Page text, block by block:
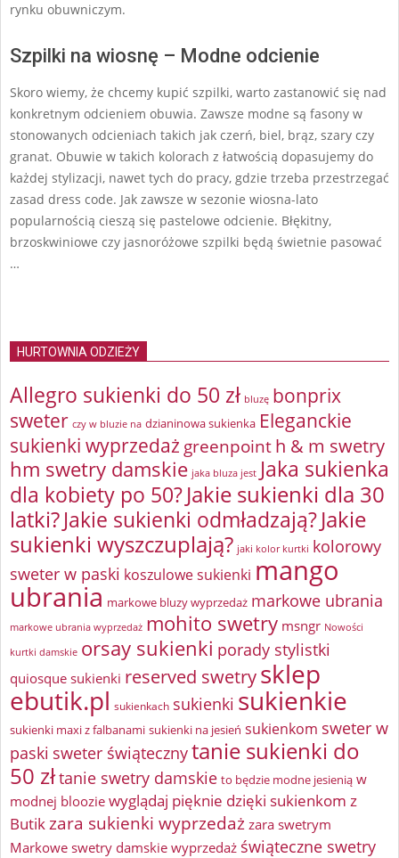
rynku obuwniczym.
Szpilki na wiosnę – Modne odcienie
Skoro wiemy, że chcemy kupić szpilki, warto zastanowić się nad
konkretnym odcieniem obuwia. Zawsze modne są fasony w
stonowanych odcieniach takich jak czerń, biel, brąz, szary czy
granat. Obuwie w takich kolorach z łatwością dopasujemy do
każdej stylizacji, nawet tych do pracy, gdzie trzeba przestrzegać
zasad dress code. Jak zawsze w sezonie wiosna-lato
popularnością cieszą się pastelowe odcienie. Błękitny,
brzoskwiniowe czy jasnoróżowe szpilki będą świetnie pasować
…
HURTOWNIA ODZIEŻY
Allegro sukienki do 50 zł bluzę bonprix
sweter czy w bluzie na dzianinowa sukienka Eleganckie
sukienki wyprzedaż greenpointh & m swetry
hm swetry damskie jaka bluza jest Jaka sukienka
dla kobiety po 50?Jakie sukienki dla 30
latki?Jakie sukienki odmładzają?Jakie
sukienki wyszczuplają? jaki kolor kurtki kolorowy
sweter w paski koszulowe sukienki mango
ubrania markowe bluzy wyprzedaż markowe ubrania
markowe ubrania wyprzedaż mohito swetry msngr Nowości
kurtki damskie orsay sukienki porady stylistki
quiosque sukienki reserved swetrysklep
ebutik.pl sukienkach sukienki sukienkie
sukienki maxi z falbanami sukienki na jesień sukienkom sweter w
paski sweter świątecznytanie sukienki do
50 złtanie swetry damskie to będzie modne jesienią w
modnej bloozie wyglądaj pięknie dzięki sukienkom z
Butikzara sukienki wyprzedażzara swetrym
Markowe swetry damskie wyprzedaż świąteczne swetry